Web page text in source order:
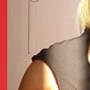
Annunci
Agenzia
Love Notebook